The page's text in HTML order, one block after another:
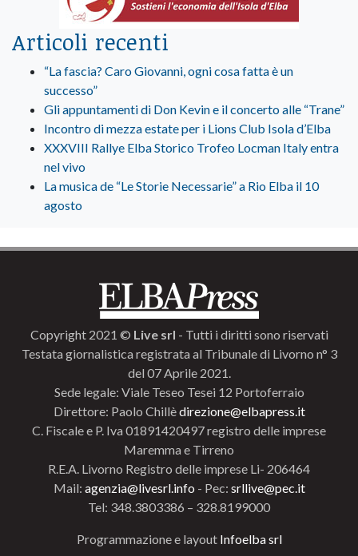
Articoli recenti
“La fascia? Caro Giovanni, ogni cosa fatta è un
successo”
Gli appuntamenti di Don Kevin e il concerto alle “Trane”
Incontro di mezza estate per i Lions Club Isola d’Elba
XXXVIII Rallye Elba Storico Trofeo Locman Italy entra
nel vivo
La musica de “Le Storie Necessarie” a Rio Elba il 10
agosto
Copyright 2021 © Live srl - Tutti i diritti sono riservati
Testata giornalistica registrata al Tribunale di Livorno n° 3
del 07 Aprile 2021.
Sede legale: Viale Teseo Tesei 12 Portoferraio
Direttore: Paolo Chillèdirezione@elbapress.it
C. Fiscale e P. Iva 01891420497 registro delle imprese
Maremma e Tirreno
R.E.A. Livorno Registro delle imprese Li- 206464
Mail: agenzia@livesrl.info - Pec: srllive@pec.it
Tel: 348.3803386 – 328.8199000
Programmazione e layout Infoelba srl